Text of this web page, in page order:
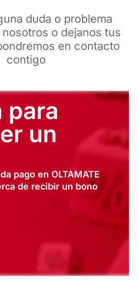
duda o problema
o dejanos tus
en contacto
contigo
para
un
pago en OLTAMATE
de recibir un bono